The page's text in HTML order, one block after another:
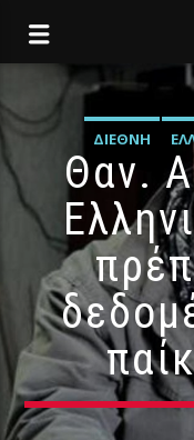
ΔΙΕΘΝΉ
Θαν.